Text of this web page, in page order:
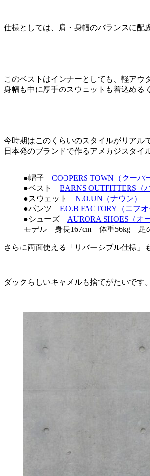
仕様としては、肩・身幅のバランスに配
このベストはインナーとしても、軽アウ
身幅も中に厚手のスウェットも着込める
今時期はこのくらいのスタイルがリアル
日本発のブランドで作るアメカジスタイ
●帽子 COOPERS TOWN（クー
●ベスト BARNS OUTFITTERS
●スウェット N.O.UN（ナウン
●パンツ F.O.B FACTORY（エ
●シューズ AURORA SHOES（
モデル 身長167cm 体重56kg 足
さらに両面使える「リバーシブル仕様」
ダックらしいキャメルも捨てがたいです